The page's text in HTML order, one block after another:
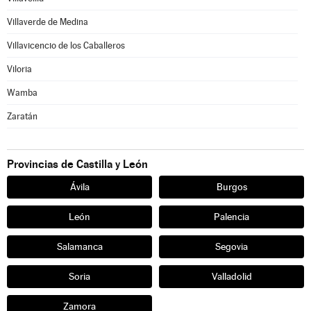
Villaverde de Medina
Villavicencio de los Caballeros
Viloria
Wamba
Zaratán
Provincias de Castilla y León
Ávila Burgos
León Palencia
Salamanca Segovia
Soria Valladolid
Zamora